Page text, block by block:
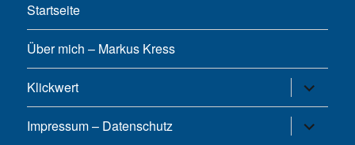
Startseite
Über mich – Markus Kress
Klickwert
öffnen
Impressum – Datenschutz
öffnen